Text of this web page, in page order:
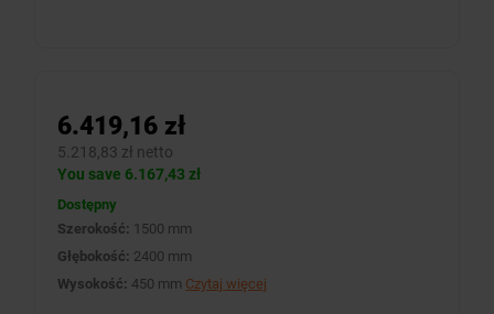
6.419,16 zł
5.218,83 zł netto
You save 6.167,43 zł
Dostępny
Szerokość: 1500 mm
Głębokość: 2400 mm
Wysokość: 450 mm Czytaj więcej